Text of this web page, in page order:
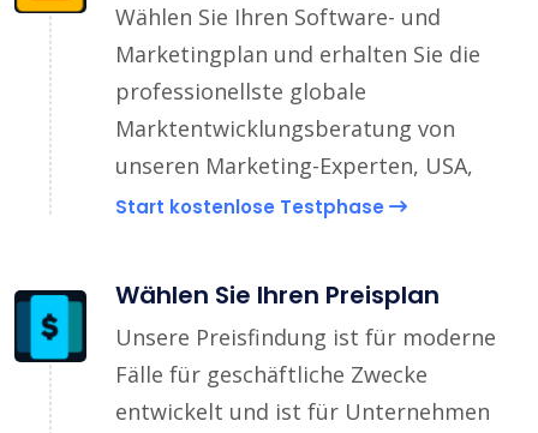
Wählen Sie Ihren Software- und
Marketingplan und erhalten Sie die
professionellste globale
Marktentwicklungsberatung von
unseren Marketing-Experten, USA,
Start kostenlose Testphase
Wählen Sie Ihren Preisplan
Unsere Preisfindung ist für moderne
Fälle für geschäftliche Zwecke
entwickelt und ist für Unternehmen